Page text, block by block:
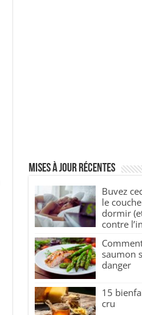
Mises à jour récentes
Buvez
le
dormir
contre
saumon
danger
15
cru